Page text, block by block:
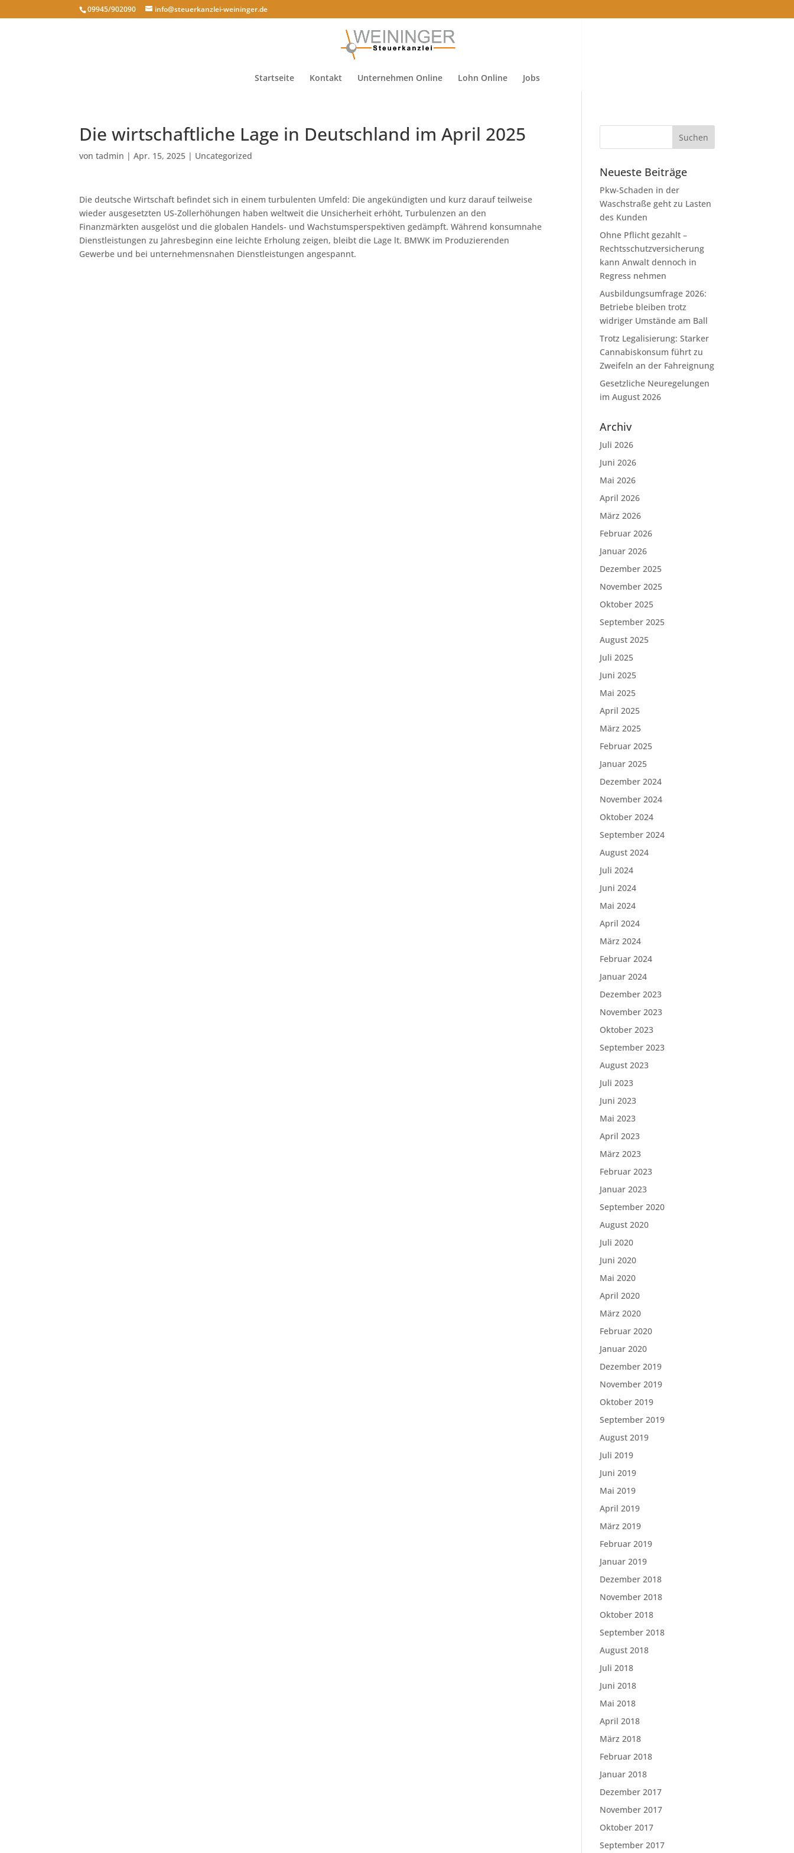
09945/902090 info@steuerkanzlei-weininger.de
Startseite Kontakt Unternehmen Online Lohn Online Jobs
Die wirtschaftliche Lage in Deutschland im April 2025
vontadmin |Apr. 15, 2025 | Uncategorized
Die deutsche Wirtschaft befindet sich in einem turbulenten Umfeld: Die angekündigten und kurz darauf teilweise
wieder ausgesetzten US-Zollerhöhungen haben weltweit die Unsicherheit erhöht, Turbulenzen an den
Finanzmärkten ausgelöst und die globalen Handels- und Wachstumsperspektiven gedämpft. Während konsumnahe
Dienstleistungen zu Jahresbeginn eine leichte Erholung zeigen, bleibt die Lage lt. BMWK im Produzierenden
Gewerbe und bei unternehmensnahen Dienstleistungen angespannt.
Neueste Beiträge
Pkw-Schaden in der
Waschstraße geht zu Lasten
des Kunden
Ohne Pflicht gezahlt –
Rechtsschutzversicherung
kann Anwalt dennoch in
Regress nehmen
Ausbildungsumfrage 2026:
Betriebe bleiben trotz
widriger Umstände am Ball
Trotz Legalisierung: Starker
Cannabiskonsum führt zu
Zweifeln an der Fahreignung
Gesetzliche Neuregelungen
im August 2026
Archiv
Juli 2026
Juni 2026
Mai 2026
April 2026
März 2026
Februar 2026
Januar 2026
Dezember 2025
November 2025
Oktober 2025
September 2025
August 2025
Juli 2025
Juni 2025
Mai 2025
April 2025
März 2025
Februar 2025
Januar 2025
Dezember 2024
November 2024
Oktober 2024
September 2024
August 2024
Juli 2024
Juni 2024
Mai 2024
April 2024
März 2024
Februar 2024
Januar 2024
Dezember 2023
November 2023
Oktober 2023
September 2023
August 2023
Juli 2023
Juni 2023
Mai 2023
April 2023
März 2023
Februar 2023
Januar 2023
September 2020
August 2020
Juli 2020
Juni 2020
Mai 2020
April 2020
März 2020
Februar 2020
Januar 2020
Dezember 2019
November 2019
Oktober 2019
September 2019
August 2019
Juli 2019
Juni 2019
Mai 2019
April 2019
März 2019
Februar 2019
Januar 2019
Dezember 2018
November 2018
Oktober 2018
September 2018
August 2018
Juli 2018
Juni 2018
Mai 2018
April 2018
März 2018
Februar 2018
Januar 2018
Dezember 2017
November 2017
Oktober 2017
September 2017